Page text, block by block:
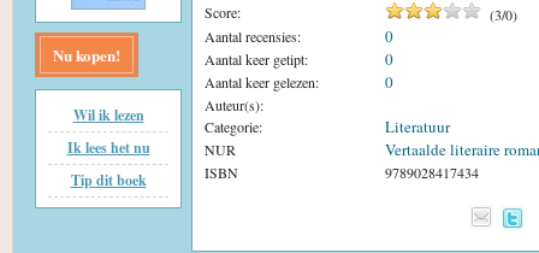
Nu kopen!
Wil ik lezen
Ik lees het nu
Tip dit boek
Score: (3/0)
Aantal recensies:
0
Aantal keer getipt: 0
Aantal keer gelezen: 0
Auteur(s):
Categorie:
Literatuur
NUR Vertaalde literaire
ISBN 9789028417434